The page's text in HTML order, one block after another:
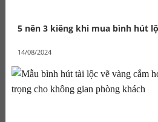
5 nên 3 kiêng khi mua bình hút
14/08/2024